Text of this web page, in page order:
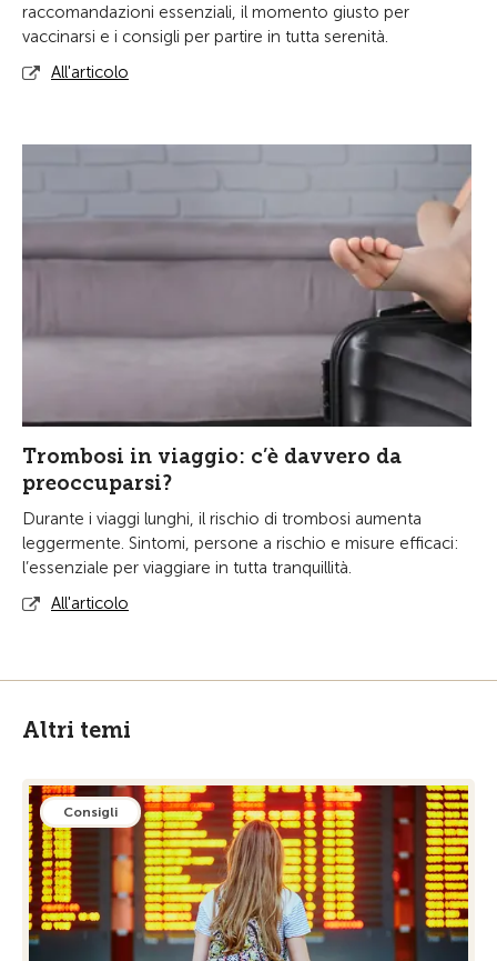
raccomandazioni essenziali, il momento giusto per
vaccinarsi e i consigli per partire in tutta serenità.
All'articolo
Trombosi in viaggio: c’è davvero da
preoccuparsi?
Durante i viaggi lunghi, il rischio di trombosi aumenta
leggermente. Sintomi, persone a rischio e misure efficaci:
l’essenziale per viaggiare in tutta tranquillità.
All'articolo
Altri temi
Consigli